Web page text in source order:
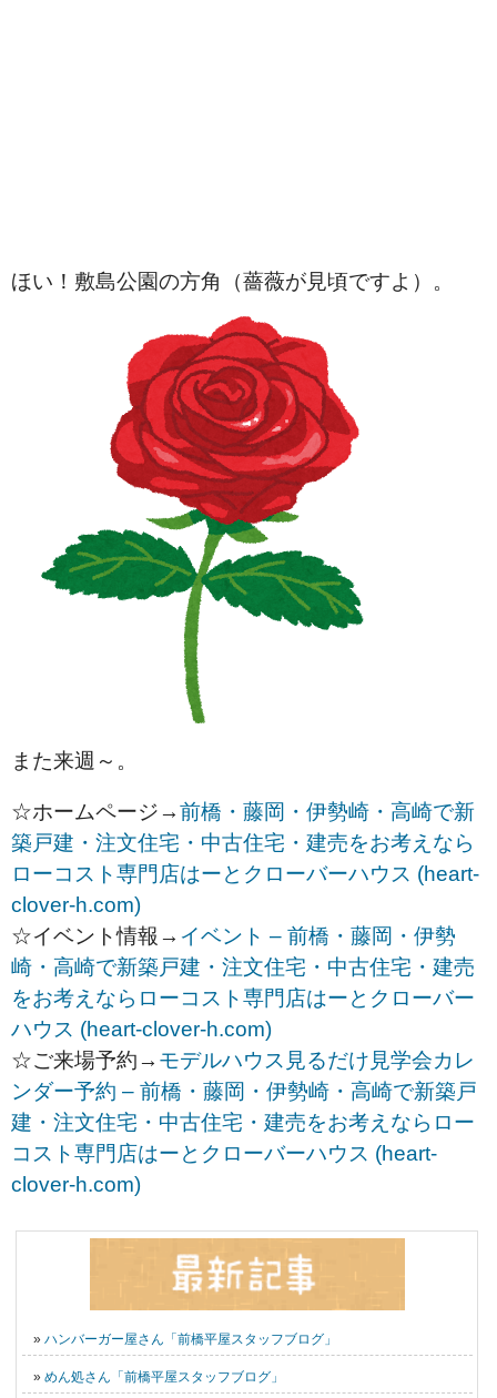
ほい！敷島公園の方角（薔薇が見頃ですよ）。
また来週～。
☆ホームページ→前橋・藤岡・伊勢崎・高崎で新
築戸建・注文住宅・中古住宅・建売をお考えなら
ローコスト専門店はーとクローバーハウス (heart-
clover-h.com)
☆イベント情報→ イベント – 前橋・藤岡・伊勢
崎・高崎で新築戸建・注文住宅・中古住宅・建売
をお考えならローコスト専門店はーとクローバー
ハウス (heart-clover-h.com)
☆ご来場予約→ モデルハウス見るだけ見学会カレ
ンダー予約 – 前橋・藤岡・伊勢崎・高崎で新築戸
建・注文住宅・中古住宅・建売をお考えならロー
コスト専門店はーとクローバーハウス (heart-
clover-h.com)
» ハンバーガー屋さん「前橋平屋スタッフブログ」
» めん処さん「前橋平屋スタッフブログ」